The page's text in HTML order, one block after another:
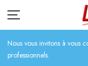
Nous vous invitons à vous
professionnels.